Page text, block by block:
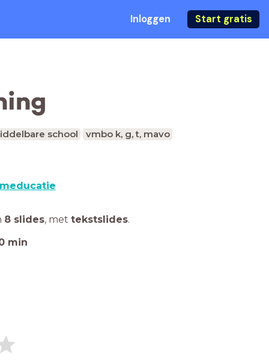
Inloggen Start gratis
school
vmbo k, g, t, mavo
8 slides, met tekstslides.
min